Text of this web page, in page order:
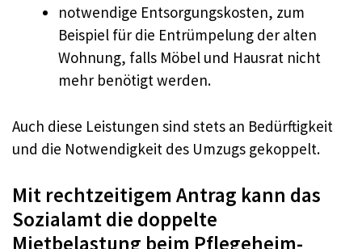
notwendige Entsorgungskosten, zum
Beispiel für die Entrümpelung der alten
Wohnung, falls Möbel und Hausrat nicht
mehr benötigt werden.
Auch diese Leistungen sind stets an Bedürftigkeit
und die Notwendigkeit des Umzugs gekoppelt.
Mit rechtzeitigem Antrag kann das
Sozialamt die doppelte
Mietbelastung beim Pflegeheim-